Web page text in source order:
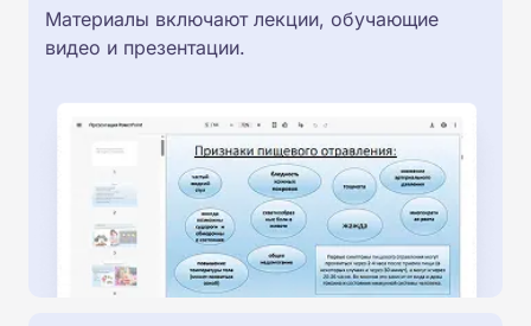
Материалы включают лекции, обучающие
видео и презентации.